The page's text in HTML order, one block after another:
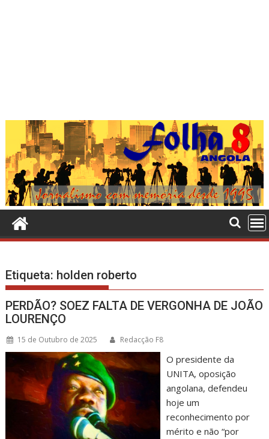
Etiqueta: holden roberto
PERDÃO? SOEZ FALTA DE VERGONHA DE JOÃO
LOURENÇO
15 de Outubro de 2025 Redacção F8
O presidente da
UNITA, oposição
angolana, defendeu
hoje um
reconhecimento por
mérito e não “por